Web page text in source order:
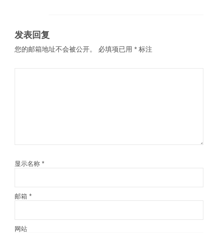
发表回复
您的邮箱地址不会被公开。 必填项已用 * 标注
显示名称 *
邮箱 *
网站